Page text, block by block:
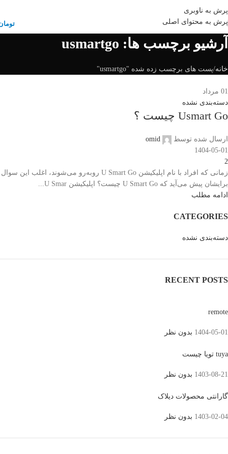
پرش به ناوبری
پرش به محتوای اصلی
آرشیو برچسب ها: usmartgo
خانه پست های برچسب زده شده "usmartgo"
01 مرداد
دسته‌بندی نشده
Usmart Go چیست ؟
ارسال شده توسط
omid
1404-05-01
2
زمانی که افراد با نام اپلیکیشن U Smart Go روبه‌رو می‌شوند، اغلب این سوال
برایشان پیش می‌آید که U Smart Go چیست؟ اپلیکیشن U Smar...
ادامه مطلب
CATEGORIES
دسته‌بندی نشده
RECENT POSTS
remote
1404-05-01 بدون نظر
tuya تویا چیست
1403-08-21 بدون نظر
گارانتی محصولات دیلاک
1403-02-04 بدون نظر